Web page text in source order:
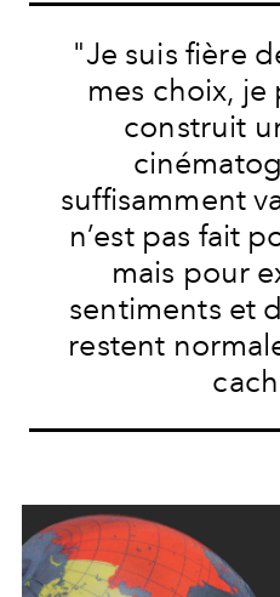
"Je suis fière
mes choix, je
construit
suffisamment
n’est pas fait
mais pour
sentiments et
restent